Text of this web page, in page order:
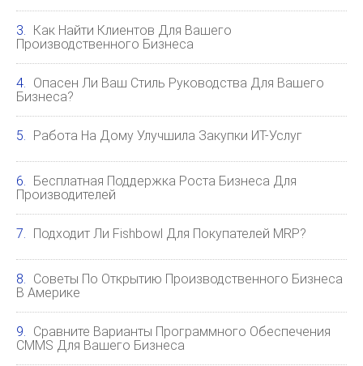
Как Найти Клиентов Для Вашего
Производственного Бизнеса
Опасен Ли Ваш Стиль Руководства Для Вашего
Бизнеса?
Работа На Дому Улучшила Закупки ИТ-Услуг
Бесплатная Поддержка Роста Бизнеса Для
Производителей
Подходит Ли Fishbowl Для Покупателей MRP?
Советы По Открытию Производственного Бизнеса
В Америке
Сравните Варианты Программного Обеспечения
CMMS Для Вашего Бизнеса